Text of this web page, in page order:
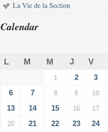
La Vie de la Section
Calendar
L M M J V
1 2 3
6 7 8 9 10
13 14 15 16 17
20 21 22 23 24